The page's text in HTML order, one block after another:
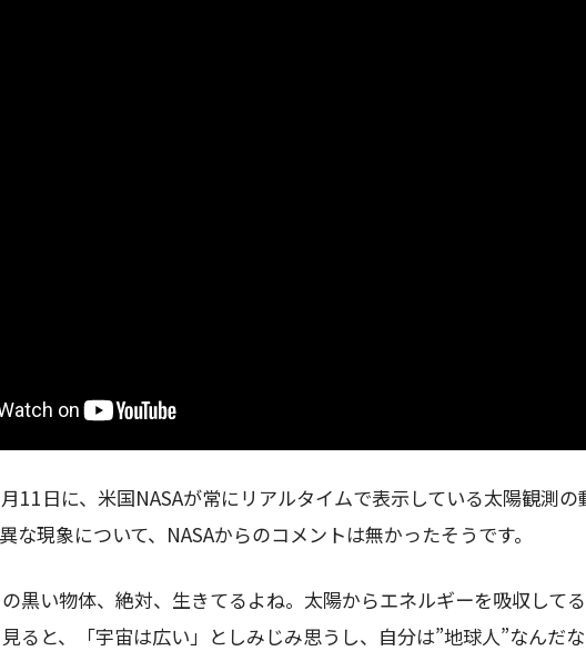
11日に、米国NASAが常にリアルタイムで表示している太陽観測の
な現象について、NASAからのコメントは無かったそうです。
黒い物体、絶対、生きてるよね。太陽からエネルギーを吸収してる
ると、「宇宙は広い」としみじみ思うし、自分は”地球人”なんだ